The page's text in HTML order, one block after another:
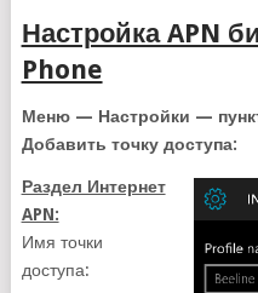
Настройка APN
Phone
Меню — Настройки —
Добавить точку доступа:
Раздел Интернет
APN:
Имя точки
доступа: